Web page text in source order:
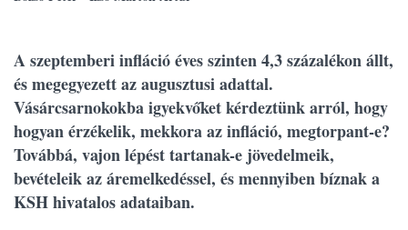
A szeptemberi infláció éves szinten 4,3 százalékon állt,
és megegyezett az augusztusi adattal.
Vásárcsarnokokba igyekvőket kérdeztünk arról, hogy
hogyan érzékelik, mekkora az infláció, megtorpant-e?
Továbbá, vajon lépést tartanak-e jövedelmeik,
bevételeik az áremelkedéssel, és mennyiben bíznak a
KSH hivatalos adataiban.